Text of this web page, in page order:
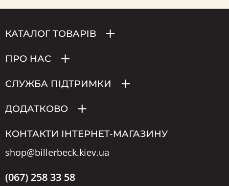
КАТАЛОГ ТОВАРІВ
ПРО НАС
СЛУЖБА ПІДТРИМКИ
ДОДАТКОВО
КОНТАКТИ ІНТЕРНЕТ-МАГАЗИНУ
shop@billerbeck.kiev.ua
(067) 258 33 58